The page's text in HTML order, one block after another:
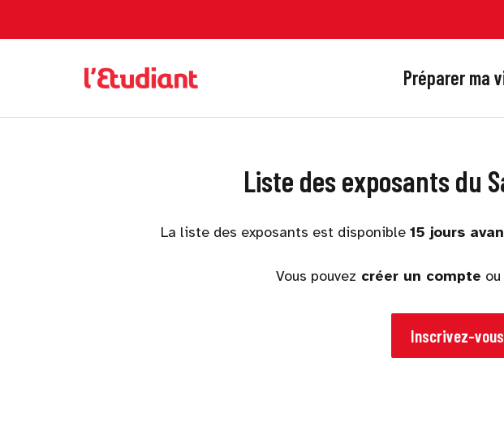
Préparer ma
Liste des exposants du
La liste des exposants est disponible 15 jours
Vous pouvez créer un compte ou
Inscrivez-